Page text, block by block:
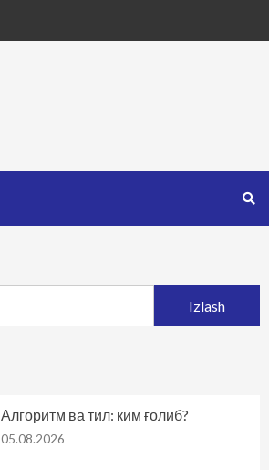
Алгоритм ва тил: ким ғолиб?
05.08.2026